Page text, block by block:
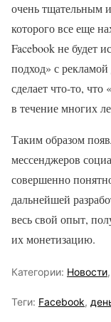
очень тщательным
которого все еще
Facebook не будет
подход» с
сделает что-то,
в течение многих
Таким образом
мессенджеров
совершенно
дальнейшей
весь свой опыт,
их монетизацию.
Категории: Новости,
Теги: Facebook,